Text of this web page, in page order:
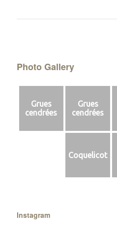
Photo Gallery
Grues
cendrées
Grues
cendrées
Coquelicot
Instagram